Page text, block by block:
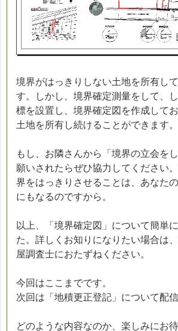
境界がはっきりしない土地を所有し
す。しかし、境界確定測量をして、
標を設置し、境界確定図を作成して
土地を所有し続けることができます。
もし、お隣さんから「境界の立会を
願いされたらぜひ協力してください
界をはっきりさせることは、あなた
にもなるのですから。
以上、「境界確定図」について簡単
た。詳しくお知りになりたい場合は
屋調査士におたずねください。
今回はここまでです。
次回は「地積更正登記」について配
どのような内容なのか、楽しみにお待